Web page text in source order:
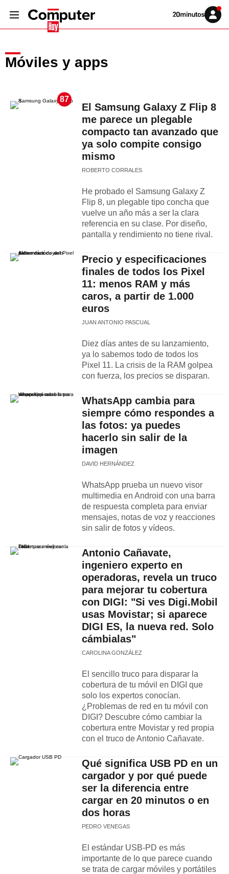
Volver
Iniciar
sesión
Móviles y apps
87
El Samsung Galaxy Z Flip 8
me parece un plegable
compacto tan avanzado que
ya solo compite consigo
mismo
ROBERTO CORRALES
He probado el Samsung Galaxy Z
Flip 8, un plegable tipo concha que
vuelve un año más a ser la clara
referencia en su clase. Por diseño,
pantalla y rendimiento no tiene rival.
Precio y especificaciones
finales de todos los Pixel
11: menos RAM y más
caros, a partir de 1.000
euros
JUAN ANTONIO PASCUAL
Diez días antes de su lanzamiento,
ya lo sabemos todo de todos los
Pixel 11. La crisis de la RAM golpea
con fuerza, los precios se disparan.
WhatsApp cambia para
siempre cómo respondes a
las fotos: ya puedes
hacerlo sin salir de la
imagen
DAVID HERNÁNDEZ
WhatsApp prueba un nuevo visor
multimedia en Android con una barra
de respuesta completa para enviar
mensajes, notas de voz y reacciones
sin salir de fotos y vídeos.
Antonio Cañavate,
ingeniero experto en
operadoras, revela un truco
para mejorar tu cobertura
con DIGI: "Si ves Digi.Mobil
usas Movistar; si aparece
DIGI ES, la nueva red. Solo
cámbialas"
CAROLINA GONZÁLEZ
El sencillo truco para disparar la
cobertura de tu móvil en DIGI que
solo los expertos conocían.
¿Problemas de red en tu móvil con
DIGI? Descubre cómo cambiar la
cobertura entre Movistar y red propia
con el truco de Antonio Cañavate.
Qué significa USB PD en un
cargador y por qué puede
ser la diferencia entre
cargar en 20 minutos o en
dos horas
PEDRO VENEGAS
El estándar USB-PD es más
importante de lo que parece cuando
se trata de cargar móviles y portátiles